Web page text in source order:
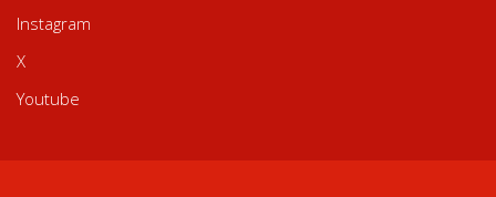
Instagram
X
Youtube